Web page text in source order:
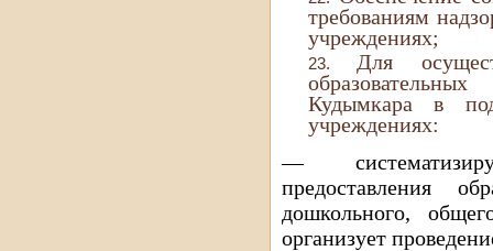
требованиям
учреждениях;
Для
Кудымкара в
учреждениях:
—
предоставления
дошкольного,
организует